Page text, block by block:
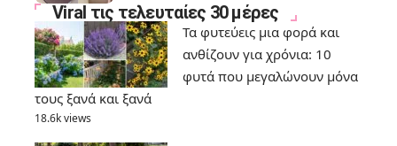
Viral τις τελευταίες 30 μέρες
Τα φυτεύεις μια φορά και
ανθίζουν για χρόνια: 10
φυτά που μεγαλώνουν μόνα
τους ξανά και ξανά
18.6k views